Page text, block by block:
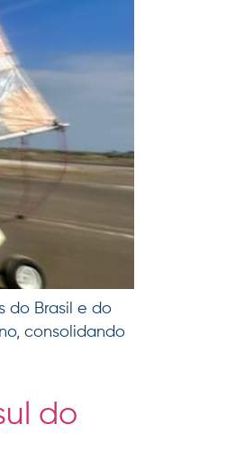
do Brasil e do
consolidando
do